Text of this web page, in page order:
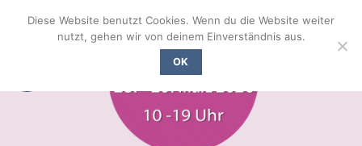
Inhalt
Diese Website benutzt Cookies. Wenn du die Website weiter
nutzt, gehen wir von deinem Einverständnis aus.
OK